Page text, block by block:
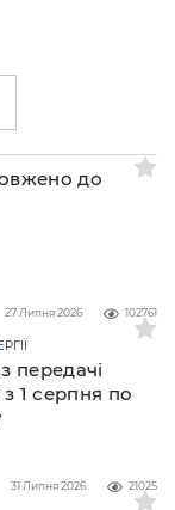
до
102761
27 Липня 2026
передачі
з 1 серпня по
21025
31 Липня 2026